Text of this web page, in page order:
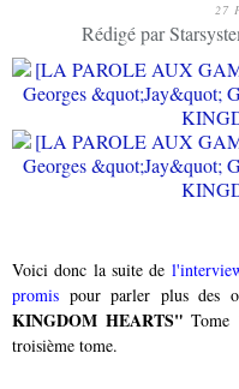
27
Rédigé par
Voici donc la suite de
promis pour parler plus des
KINGDOM HEARTS" Tome
troisième tome.